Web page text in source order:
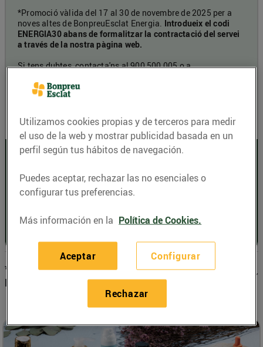
*Promoció vàlida del 17 al 30 de novembre de 2025 per a
noves altes de BonpreuEsclat Energia. Introdueix el codi
ENERGIA30 abans de formalitzar la contractació del servei
a través de la nostra pàgina web.
Si tens dubtes, contacta'ns al 900 500 005 o a
*Condicions de la promoció de BonpreuEsclat
Energia
Utilizamos cookies propias y de terceros para medir
el uso de la web y mostrar publicidad basada en un
perfil según tus hábitos de navegación.
Puedes aceptar, rechazar las no esenciales o
configurar tus preferencias.
Más información en la Política de Cookies.
Configurar
Rechazar
Aceptar